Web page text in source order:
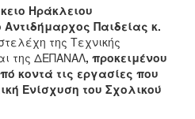
Ηράκλειου
Παιδείας κ.
της Τεχνικής
της ΔΕΠΑΝΑΛ, προκειμένου
κοντά τις εργασίες που
Ενίσχυση του Σχολικού